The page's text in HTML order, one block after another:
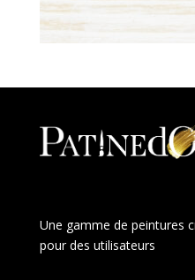
Une gamme de peintures
pour des utilisateurs